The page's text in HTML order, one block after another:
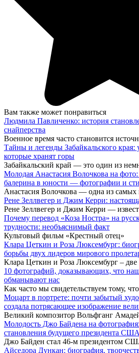
Вам также может понравиться
Людмила Павличенко: история
снайперства
Военное время часто становится
Тайны и легенды Забайкальского
которые хранят горы
Забайкальский край — это один из
Молодая Анастасия Волочкова на фото:
балерина в юности — фотографии и
Анастасия Волочкова — одна из самых
Рене Зеллвегер и Джим Керри:
Рене Зеллвегер и Джим Керри —
Почему перевод «Коза Ностра» на
трудности: необъяснимый факт
Культовый фильм «Крестный отец»
Клара Цеткин и Роза Люксембург:
борьбы двух лидеров мирового
Клара Цеткин и Роза Люксембург –
10 фотографий, доказывающих, что
обманывают нас
Как часто мы свидетельствуем тому,
Моцарт в портрете: почти забытый
создала потрясающее изображение
Великий композитор Вольфганг
Молодость Джо Байдена на
становления будущего президента США
Джо Байден стал 46-м президентом
Айседора Дункан: биография,